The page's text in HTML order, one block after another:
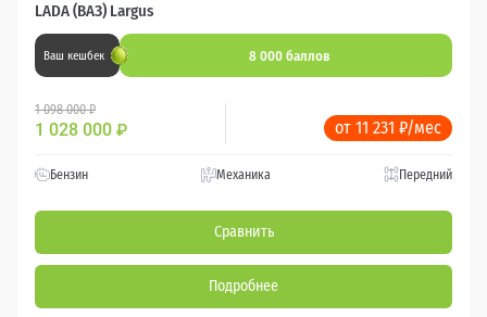
LADA (ВАЗ) Largus
Ваш кешбек 8 000 баллов
1 098 000 ₽
1 028 000 ₽ от 11 231 ₽/мес
Бензин Механика Передний
Сравнить
Подробнее